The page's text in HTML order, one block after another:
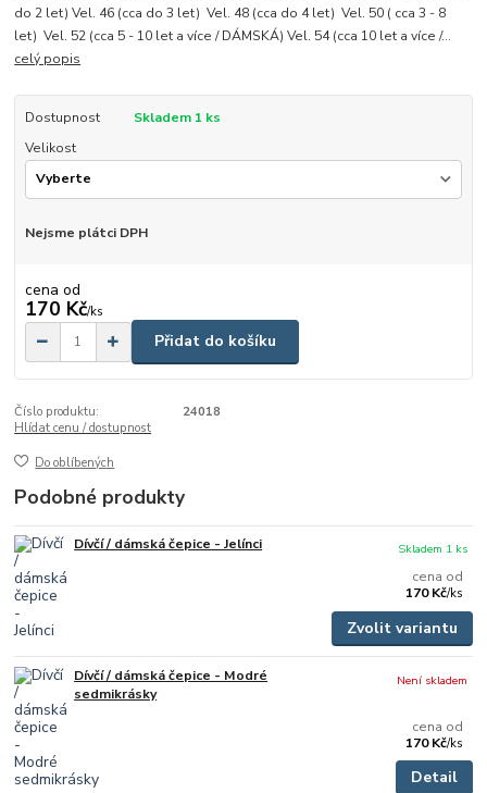
do 2 let) Vel. 46 (cca do 3 let) Vel. 48 (cca do 4 let) Vel. 50 ( cca 3 - 8
let) Vel. 52 (cca 5 - 10 let a více / DÁMSKÁ) Vel. 54 (cca 10 let a více /...
celý popis
Dostupnost
Skladem 1 ks
Velikost
Nejsme plátci DPH
cena od
170 Kč/ks
Přidat do košíku
Číslo produktu:
24018
Hlídat cenu / dostupnost
Do oblíbených
Podobné produkty
Dívčí / dámská čepice - Jelínci
cena od
170 Kč/ks
Skladem 1 ks
Zvolit variantu
Dívčí / dámská čepice - Modré
sedmikrásky
cena od
170 Kč/ks
Není skladem
Detail